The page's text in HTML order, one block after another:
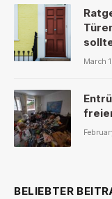
March
freier
BELIEBTER